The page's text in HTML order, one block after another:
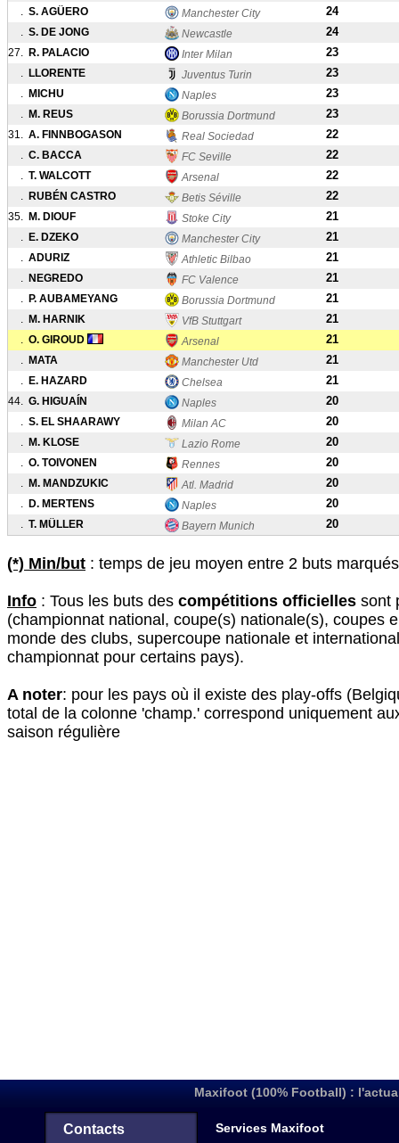
. S. AGÜERO Manchester City 24
. S. DE JONG Newcastle 24
27. R. PALACIO Inter Milan 23
. LLORENTE Juventus Turin 23
. MICHU Naples 23
. M. REUS Borussia Dortmund 23
31. A. FINNBOGASON Real Sociedad 22
. C. BACCA FC Seville 22
. T. WALCOTT Arsenal 22
. RUBÉN CASTRO Betis Séville 22
35. M. DIOUF Stoke City 21
. E. DZEKO Manchester City 21
. ADURIZ Athletic Bilbao 21
. NEGREDO FC Valence 21
. P. AUBAMEYANG Borussia Dortmund 21
. M. HARNIK VfB Stuttgart 21
. O. GIROUD Arsenal 21
. MATA Manchester Utd 21
. E. HAZARD Chelsea 21
44. G. HIGUAÍN Naples 20
. S. EL SHAARAWY Milan AC 20
. M. KLOSE Lazio Rome 20
. O. TOIVONEN Rennes 20
. M. MANDZUKIC Atl. Madrid 20
. D. MERTENS Naples 20
. T. MÜLLER Bayern Munich 20
(*) Min/but : temps de jeu moyen entre 2 buts
Info : Tous les buts des compétitions officielles sont
(championnat national, coupe(s) nationale(s), coupes
monde des clubs, supercoupe nationale et
championnat pour certains pays).
A noter: pour les pays où il existe des play-offs
total de la colonne 'champ.' correspond uniquement
saison régulière
Maxifoot (100% Football) :
Contacts Services Maxifoot